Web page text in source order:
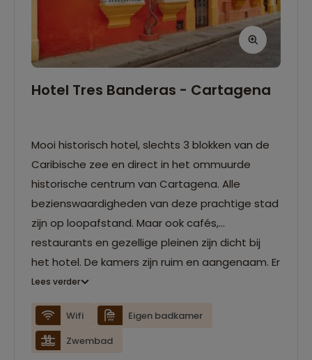
snacks kunt kopen.
Hotel Tres Banderas - Cartagena
Mooi historisch hotel, slechts 3 blokken van de
Caribische zee en direct in het ommuurde
historische centrum van Cartagena. Alle
bezienswaardigheden van deze prachtige stad
zijn op loopafstand. Maar ook cafés,
restaurants en gezellige pleinen zijn dicht bij
het hotel. De kamers zijn ruim en aangenaam. Er
zijn twee binnenplaatsen en een dakterras, van
daken van Cartagena.
Lees verder
Wifi
Eigen badkamer
Zwembad